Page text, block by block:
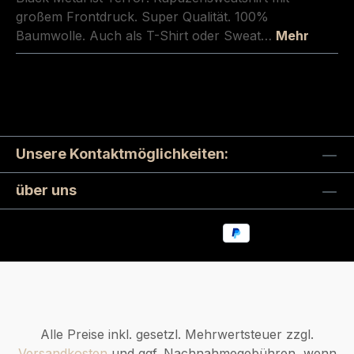
großem Frontdruck. Super Qualität. 100%
Baumwolle. Auch als T-Shirt oder Sweat… Mehr
Unsere Kontaktmöglichkeiten:
über uns
Alle Preise inkl. gesetzl. Mehrwertsteuer zzgl.